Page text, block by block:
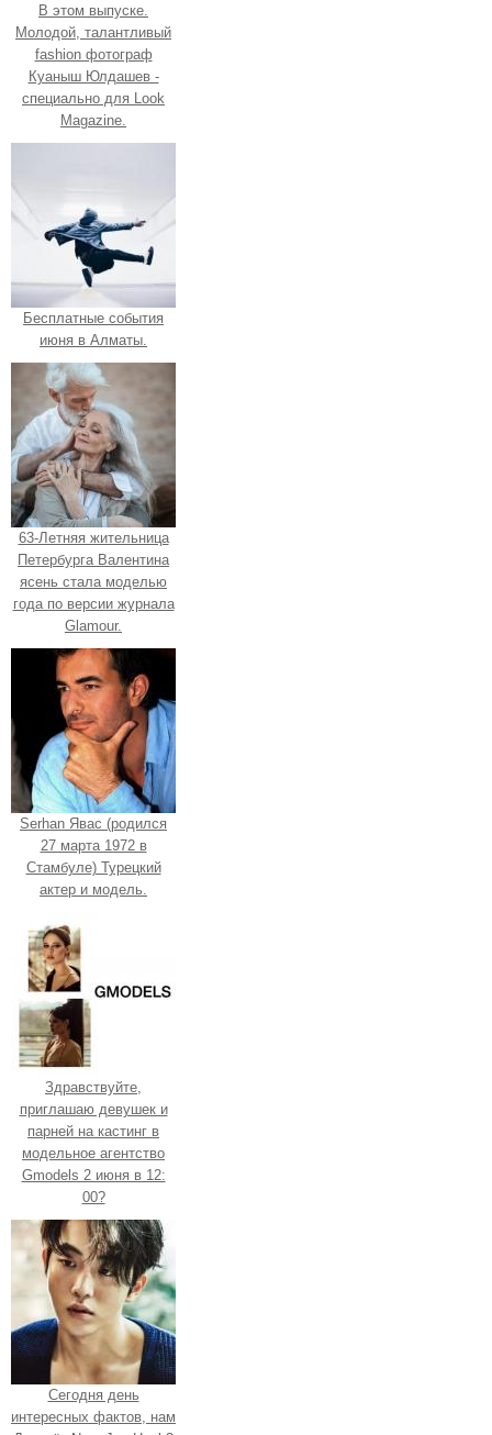
В этом выпуске.
Молодой, талантливый
fashion фотограф
Куаныш Юлдашев -
специально для Look
Magazine.
Бесплатные события
июня в Алматы.
63-Летняя жительница
Петербурга Валентина
ясень стала моделью
года по версии журнала
Glamour.
Serhan Явас (родился
27 марта 1972 в
Стамбуле) Турецкий
актер и модель.
Здравствуйте,
приглашаю девушек и
парней на кастинг в
модельное агентство
Gmodels 2 июня в 12:
00?
Сегодня день
интересных фактов, нам